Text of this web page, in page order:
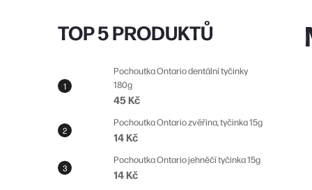
P
s
t
r
a
n
TOP 5 PRODUKTŮ
Pochoutka Ontario dentální tyčinky
180g
45 Kč
Pochoutka Ontario zvěřina, tyčinka 15g
14 Kč
Pochoutka Ontario jehněčí tyčinka 15g
14 Kč